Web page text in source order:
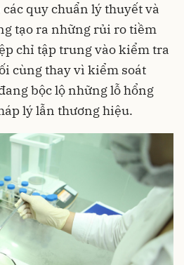
quy chuẩn lý thuyết và
tạo ra những rủi ro tiềm
chỉ tập trung vào kiểm tra
cùng thay vì kiểm soát
bộc lộ những lỗ hổng
lý lẫn thương hiệu.